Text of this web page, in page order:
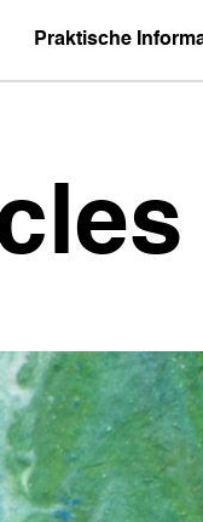
Praktische